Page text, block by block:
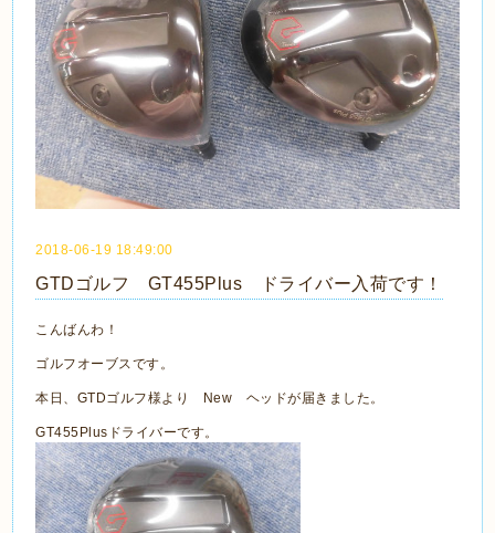
2018-06-19 18:49:00
GTDゴルフ GT455Plus ドライバー入荷です！
こんばんわ！
ゴルフオーブスです。
本日、GTDゴルフ様より New ヘッドが届きました。
GT455Plusドライバーです。